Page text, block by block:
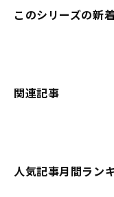
このシリーズの新
関連記事
人気記事月間ラン